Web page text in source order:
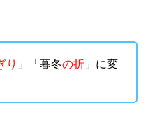
り 」「暮冬の折 」に変